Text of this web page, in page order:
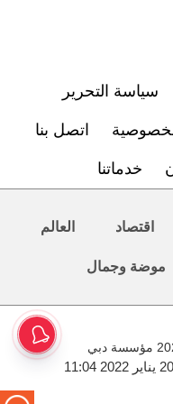
سياسة التحرير
اتصل بنا
خدماتنا
اقتصاد العالم
موضة وجمال